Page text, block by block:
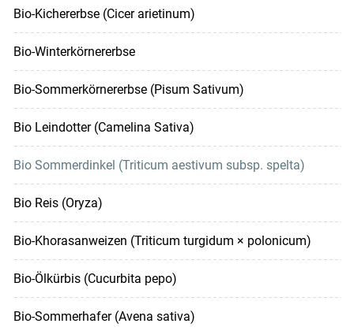
Bio-Kichererbse (Cicer arietinum)
Bio-Winterkörnererbse
Bio-Sommerkörnererbse (Pisum Sativum)
Bio Leindotter (Camelina Sativa)
Bio Sommerdinkel (Triticum aestivum subsp. spelta)
Bio Reis (Oryza)
Bio-Khorasanweizen (Triticum turgidum × polonicum)
Bio-Ölkürbis (Cucurbita pepo)
Bio-Sommerhafer (Avena sativa)